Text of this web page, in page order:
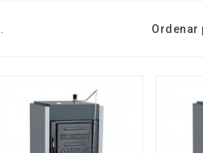
Ordenar